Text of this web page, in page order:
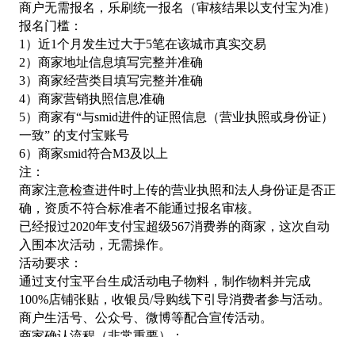
商户无需报名，乐刷统一报名（审核结果以支付宝为准）
报名门槛：
1）近1个月发生过大于5笔在该城市真实交易
2）商家地址信息填写完整并准确
3）商家经营类目填写完整并准确
4）商家营销执照信息准确
5）商家有“与smid进件的证照信息（营业执照或身份证）
一致” 的支付宝账号
6）商家smid符合M3及以上
注：
商家注意检查进件时上传的营业执照和法人身份证是否正
确，资质不符合标准者不能通过报名审核。
已经报过2020年支付宝超级567消费券的商家，这次自动
入围本次活动，无需操作。
活动要求：
通过支付宝平台生成活动电子物料，制作物料并完成
100%店铺张贴，收银员/导购线下引导消费者参与活动。
商户生活号、公众号、微博等配合宣传活动。